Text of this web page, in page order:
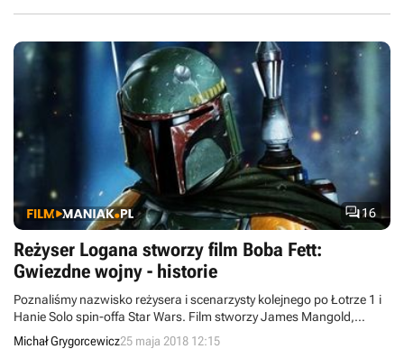
16
Reżyser Logana stworzy film Boba Fett:
Gwiezdne wojny - historie
Poznaliśmy nazwisko reżysera i scenarzysty kolejnego po Łotrze 1 i
Hanie Solo spin-offa Star Wars. Film stworzy James Mangold,
twórca takich produkcji jak Logan, Wolverine i 3:10 do Yumy.
Michał Grygorcewicz25 maja 2018 12:15